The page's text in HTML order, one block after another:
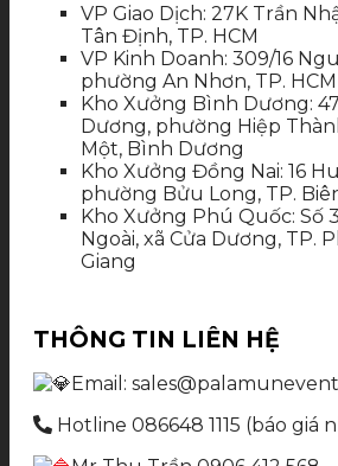
VP Giao Dịch: 27K Trần
Tân Định, TP. HCM
VP Kinh Doanh: 309/16
phường An Nhơn, TP. HCM
Kho Xưởng Bình Dương:
Dương, phường Hiệp
Một, Bình Dương
Kho Xưởng Đồng Nai: 16
phường Bửu Long, TP.
Kho Xưởng Phú Quốc: Số
Ngoài, xã Cửa Dương, TP.
Giang
THÔNG TIN LIÊN HỆ
Email:
Hotline 086648 1115 (báo giá